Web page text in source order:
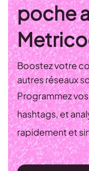
poche
Boostez votre
autres réseaux
Programmez
hashtags, et
rapidement et